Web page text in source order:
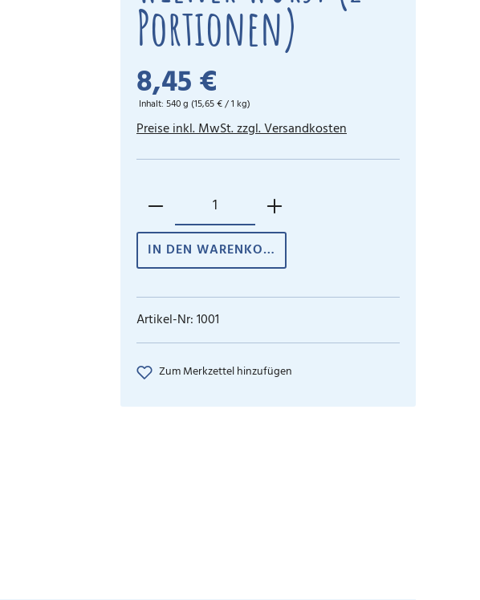
Portionen)
8,45 €
Inhalt: 540 g (15,65 € / 1 kg)
Preise inkl. MwSt. zzgl. Versandkosten
IN DEN WARENKORB
Artikel-Nr:1001
Zum Merkzettel hinzufügen